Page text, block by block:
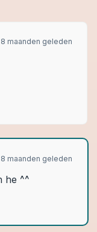
8 maanden geleden
8 maanden geleden
he ^^